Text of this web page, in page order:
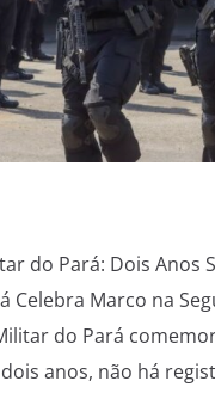
do Pará: Dois Anos
Celebra Marco na
do Pará
anos, não há